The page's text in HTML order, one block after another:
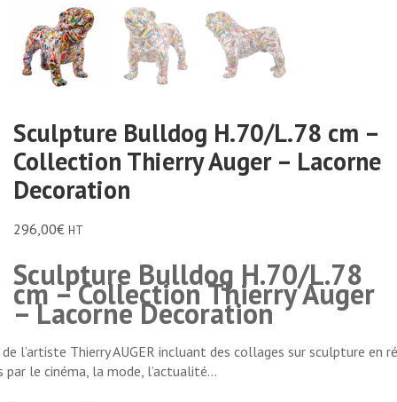
Sculpture Bulldog H.70/L.78 cm –
Collection Thierry Auger – Lacorne
Decoration
296,00€ HT
Sculpture Bulldog H.70/L.78
cm – Collection Thierry Auger
– Lacorne Decoration
l’artiste Thierry AUGER incluant des collages sur sculpture en
par le cinéma, la mode, l’actualité…